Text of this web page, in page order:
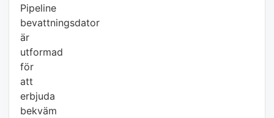
Pipeline
bevattningsdator
är
utformad
för
att
erbjuda
bekväm